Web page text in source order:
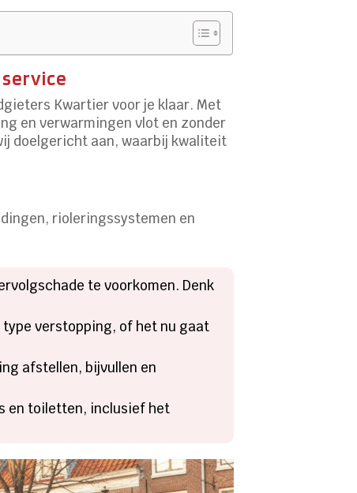
Kwartier voor je klaar. Met
en verwarmingen vlot en zonder
doelgericht aan, waarbij kwaliteit
rioleringssystemen en
te voorkomen. Denk
type verstopping, of het nu gaat
afstellen, bijvullen en
en toiletten, inclusief het